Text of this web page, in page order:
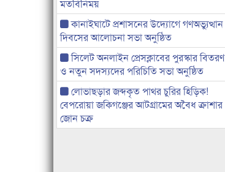
মতবিনিময়
কানাইঘাটে প্রশাসনের উদ্যোগে গণঅভ্যুত্থান
দিবসের আলোচনা সভা অনুষ্ঠিত
সিলেট অনলাইন প্রেসক্লাবের পুরস্কার বিতরণ
ও নতুন সদস্যদের পরিচিতি সভা অনুষ্ঠিত
লোভাছড়ার জব্দকৃত পাথর চুরির হিড়িক!
বেপরোয়া জকিগঞ্জের আটগ্রামের অবৈধ ক্রাশার
জোন চক্র